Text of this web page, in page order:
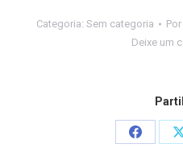
Categoria: Sem categoria Por
Deixe um
Share